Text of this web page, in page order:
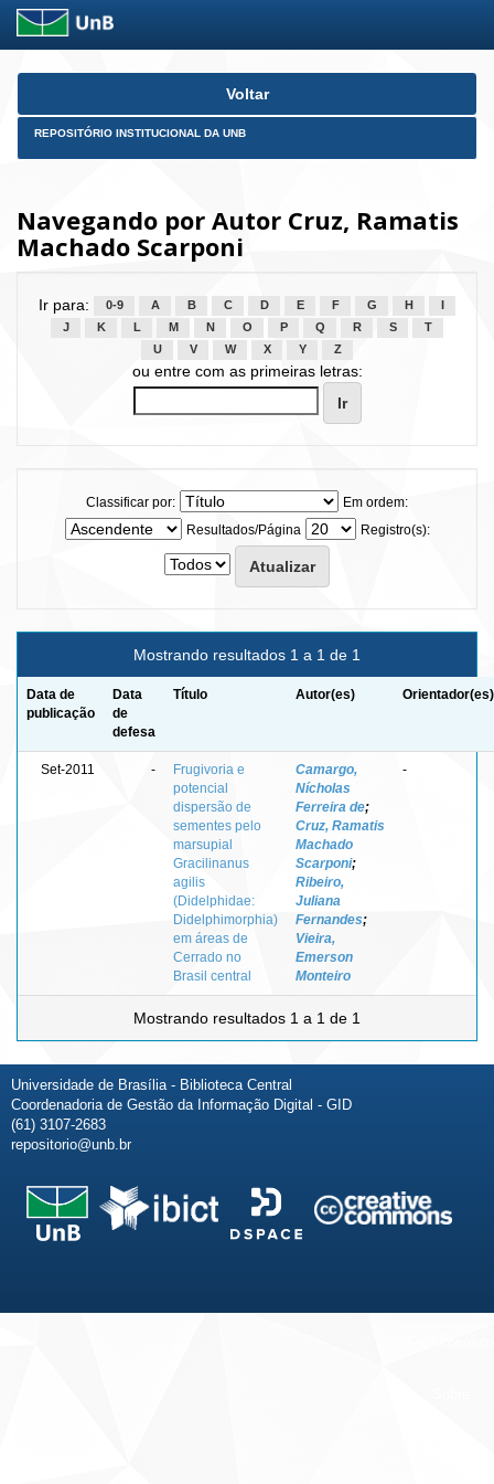
Skip
Voltar
REPOSITÓRIO INSTITUCIONAL DA UNB
Navegando por Autor Cruz, Ramatis
Machado Scarponi
Ir para: 0-9 A B C D E F G H
J
K L M N O P Q R S
T
U
V W X Y Z
ou entre com as primeiras letras:
Classificar por:
Em ordem:
Resultados/Página
Registro(s):
Mostrando resultados 1 a 1 de 1
Data de
publicação
Data
de
defesa
Título Autor(es) Orientador(es)
Set-2011 -
Frugivoria e
potencial
dispersão de
sementes pelo
marsupial
Gracilinanus
agilis
(Didelphidae:
Didelphimorphia)
em áreas de
Cerrado no
Brasil central
Camargo,
Nícholas
Ferreira de;
Cruz, Ramatis
Machado
Scarponi;
Ribeiro,
Juliana
Fernandes;
Vieira,
Emerson
Monteiro
-
Mostrando resultados 1 a 1 de 1
Universidade de Brasília - Biblioteca Central
Coordenadoria de Gestão da Informação Digital - GID
(61) 3107-2683
repositorio@unb.br